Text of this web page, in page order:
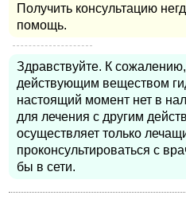
Получить консультацию
помощь.
Здравствуйте. К
действующим веществом
настоящий момент нет в
для лечения с другим
осуществляет только
проконсультироваться с
бы в сети.